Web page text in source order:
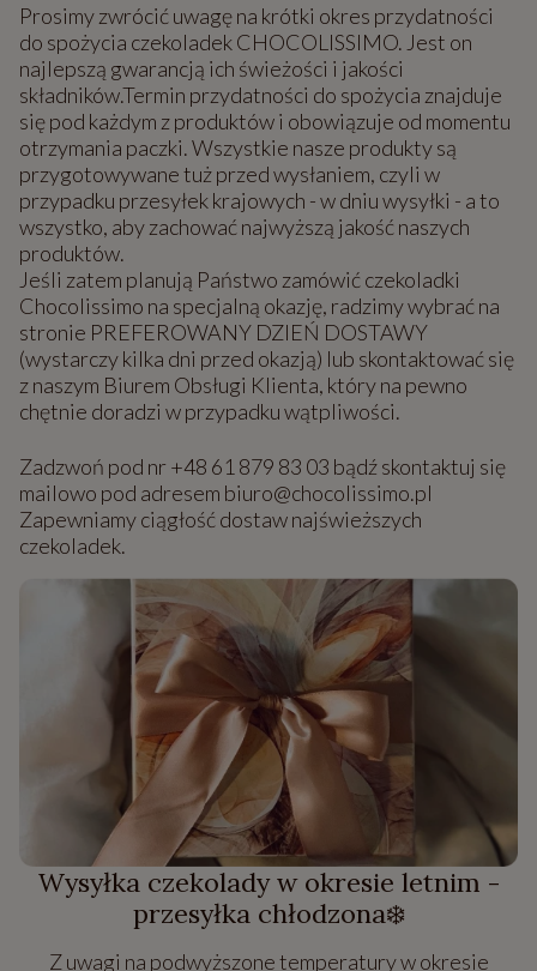
Prosimy zwrócić uwagę na krótki okres przydatności
do spożycia czekoladek CHOCOLISSIMO. Jest on
najlepszą gwarancją ich świeżości i jakości
składników.Termin przydatności do spożycia znajduje
się pod każdym z produktów i obowiązuje od momentu
otrzymania paczki. Wszystkie nasze produkty są
przygotowywane tuż przed wysłaniem, czyli w
przypadku przesyłek krajowych - w dniu wysyłki - a to
wszystko, aby zachować najwyższą jakość naszych
produktów.
Jeśli zatem planują Państwo zamówić czekoladki
Chocolissimo na specjalną okazję, radzimy wybrać na
stronie PREFEROWANY DZIEŃ DOSTAWY
(wystarczy kilka dni przed okazją) lub skontaktować się
z naszym Biurem Obsługi Klienta, który na pewno
chętnie doradzi w przypadku wątpliwości.
Zadzwoń pod nr +48 61 879 83 03 bądź skontaktuj się
mailowo pod adresem biuro@chocolissimo.pl
Zapewniamy ciągłość dostaw najświeższych
czekoladek.
Wysyłka czekolady w okresie letnim -
przesyłka chłodzona❄️
Z uwagi na podwyższone temperatury w okresie